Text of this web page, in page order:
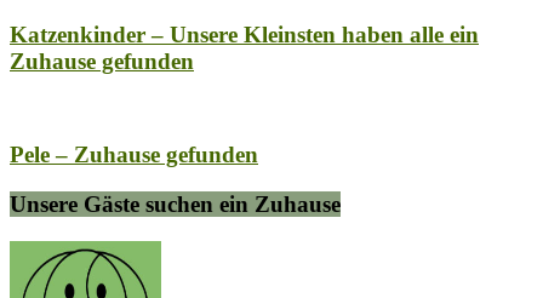
Katzenkinder – Unsere Kleinsten haben alle ein
Zuhause gefunden
Pele – Zuhause gefunden
Unsere Gäste suchen ein Zuhause